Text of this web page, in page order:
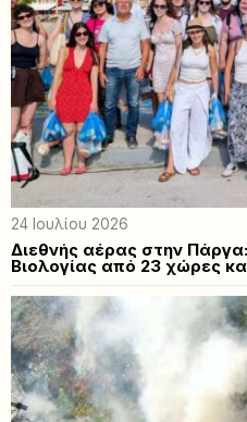
24 Ιουλίου 2026
Διεθνής αέρας στην
Βιολογίας από 23 χώρες